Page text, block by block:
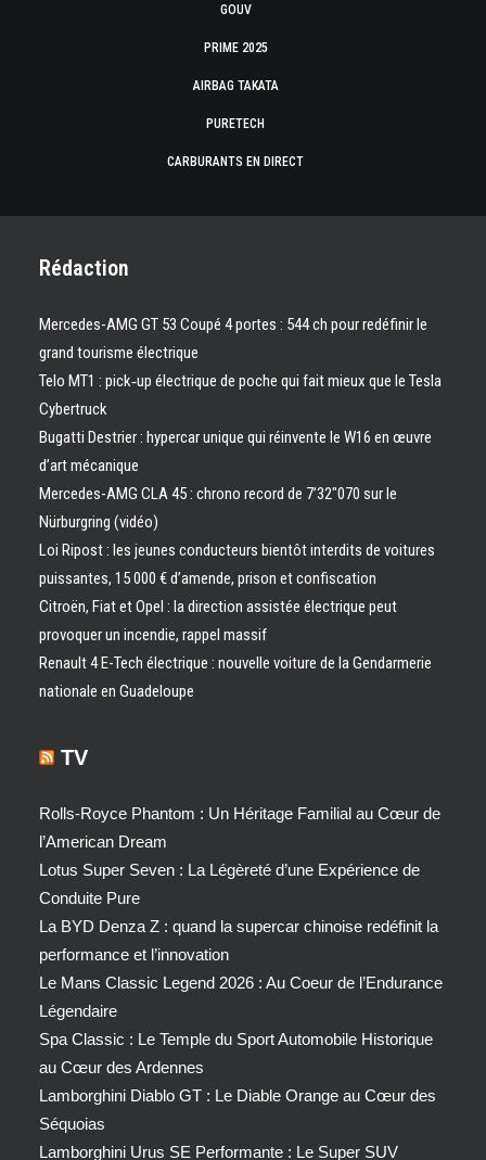
GOUV
PRIME 2025
AIRBAG TAKATA
PURETECH
CARBURANTS EN DIRECT
Rédaction
Mercedes-AMG GT 53 Coupé 4 portes : 544 ch pour redéfinir le
grand tourisme électrique
Telo MT1 : pick‑up électrique de poche qui fait mieux que le Tesla
Cybertruck
Bugatti Destrier : hypercar unique qui réinvente le W16 en œuvre
d’art mécanique
Mercedes-AMG CLA 45 : chrono record de 7’32″070 sur le
Nürburgring (vidéo)
Loi Ripost : les jeunes conducteurs bientôt interdits de voitures
puissantes, 15 000 € d’amende, prison et confiscation
Citroën, Fiat et Opel : la direction assistée électrique peut
provoquer un incendie, rappel massif
Renault 4 E-Tech électrique : nouvelle voiture de la Gendarmerie
nationale en Guadeloupe
TV
Rolls-Royce Phantom : Un Héritage Familial au Cœur de
l’American Dream
Lotus Super Seven : La Légèreté d’une Expérience de
Conduite Pure
La BYD Denza Z : quand la supercar chinoise redéfinit la
performance et l’innovation
Le Mans Classic Legend 2026 : Au Coeur de l’Endurance
Légendaire
Spa Classic : Le Temple du Sport Automobile Historique
au Cœur des Ardennes
Lamborghini Diablo GT : Le Diable Orange au Cœur des
Séquoias
Lamborghini Urus SE Performante : Le Super SUV